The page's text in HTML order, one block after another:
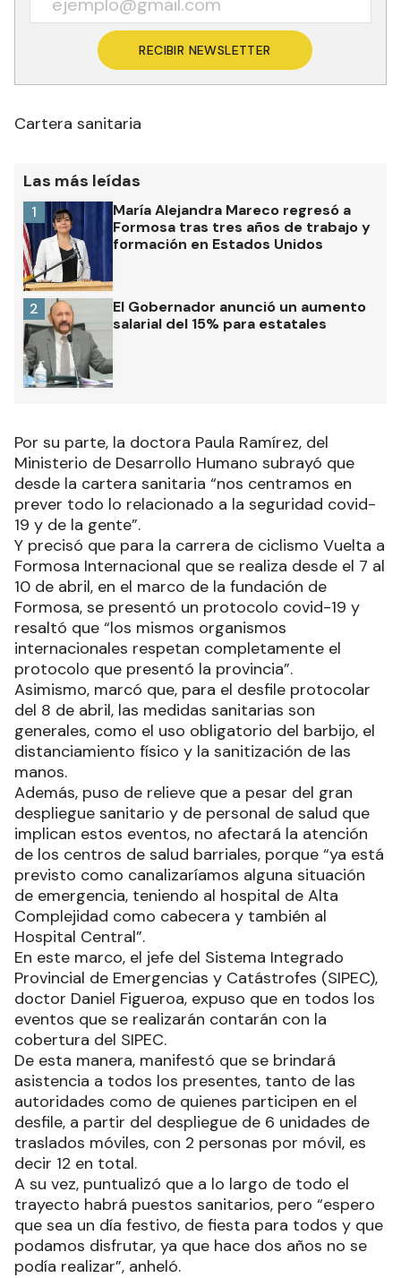
RECIBIR NEWSLETTER
Cartera sanitaria
Las más leídas
María Alejandra Mareco regresó a
Formosa tras tres años de trabajo y
formación en Estados Unidos
1
El Gobernador anunció un aumento
salarial del 15% para estatales
2
Por su parte, la doctora Paula Ramírez, del
Ministerio de Desarrollo Humano subrayó que
desde la cartera sanitaria “nos centramos en
prever todo lo relacionado a la seguridad covid-
19 y de la gente”.
Y precisó que para la carrera de ciclismo Vuelta a
Formosa Internacional que se realiza desde el 7 al
10 de abril, en el marco de la fundación de
Formosa, se presentó un protocolo covid-19 y
resaltó que “los mismos organismos
internacionales respetan completamente el
protocolo que presentó la provincia”.
Asimismo, marcó que, para el desfile protocolar
del 8 de abril, las medidas sanitarias son
generales, como el uso obligatorio del barbijo, el
distanciamiento físico y la sanitización de las
manos.
Además, puso de relieve que a pesar del gran
despliegue sanitario y de personal de salud que
implican estos eventos, no afectará la atención
de los centros de salud barriales, porque “ya está
previsto como canalizaríamos alguna situación
de emergencia, teniendo al hospital de Alta
Complejidad como cabecera y también al
Hospital Central”.
En este marco, el jefe del Sistema Integrado
Provincial de Emergencias y Catástrofes (SIPEC),
doctor Daniel Figueroa, expuso que en todos los
eventos que se realizarán contarán con la
cobertura del SIPEC.
De esta manera, manifestó que se brindará
asistencia a todos los presentes, tanto de las
autoridades como de quienes participen en el
desfile, a partir del despliegue de 6 unidades de
traslados móviles, con 2 personas por móvil, es
decir 12 en total.
A su vez, puntualizó que a lo largo de todo el
trayecto habrá puestos sanitarios, pero “espero
que sea un día festivo, de fiesta para todos y que
podamos disfrutar, ya que hace dos años no se
podía realizar”, anheló.